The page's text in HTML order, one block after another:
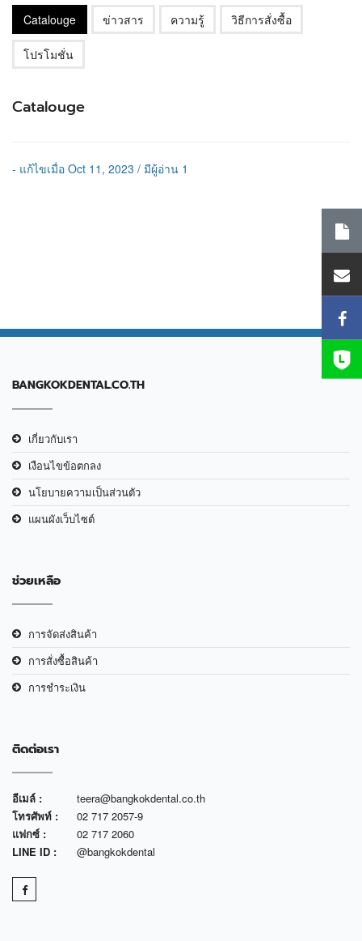
Catalouge ข่าวสาร ความรู้ วิธีการสั่งซื้อ
โปรโมชั่น
Catalouge
- แก้ไขเมื่อ Oct 11, 2023 / มีผู้อ่าน 1
BANGKOKDENTAL.CO.TH
เกี่ยวกับเรา
เงือนไขข้อตกลง
นโยบายความเป็นส่วนตัว
แผนผังเว็บไซต์
ช่วยเหลือ
การจัดส่งสินค้า
การสั่งซื้อสินค้า
การชำระเงิน
ติดต่อเรา
อีเมล์ :
teera@bangkokdental.co.th
โทรศัพท์ :
02 717 2057-9
แฟกซ์ :
02 717 2060
LINE ID :
@bangkokdental